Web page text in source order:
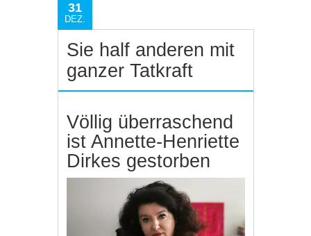
31
DEZ.
Sie half anderen mit
ganzer Tatkraft
Völlig überraschend
ist Annette-Henriette
Dirkes gestorben